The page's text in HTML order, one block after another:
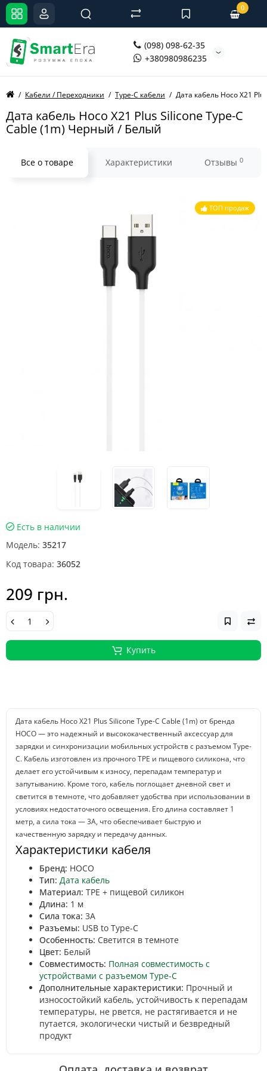
(098) 098-62-35
+380980986235
0
Кабели / Переходники Type-C кабели Дата кабель Hoco X21
Дата кабель Hoco X21 Plus Silicone Type-C
Cable (1m) Черный / Белый
Все о товаре Характеристики Отзывы 0
ТОП продаж
Есть в наличии
Модель: 35217
Код товара: 36052
209 грн.
Купить
Дата кабель Hoco X21 Plus Silicone Type-C Cable (1m) от бренда
HOCO — это надежный и высококачественный аксессуар для
зарядки и синхронизации мобильных устройств с разъемом Type-
C. Кабель изготовлен из прочного TPE и пищевого силикона, что
делает его устойчивым к износу, перепадам температур и
запутыванию. Кроме того, кабель поглощает дневной свет и
светится в темноте, что добавляет удобства при использовании в
условиях недостаточного освещения. Его длина составляет 1
метр, а сила тока — 3A, что обеспечивает быструю и
качественную зарядку и передачу данных.
Характеристики кабеля
Бренд: HOCO
Тип: Дата кабель
Материал: TPE + пищевой силикон
Длина: 1 м
Сила тока: 3A
Разъемы: USB to Type-C
Особенность: Светится в темноте
Цвет: Белый
Совместимость: Полная совместимость с
устройствами с разъемом Type-C
Дополнительные характеристики: Прочный и
износостойкий кабель, устойчивость к перепадам
температуры, не рвется, не растягивается и не
путается, экологически чистый и безвредный
продукт